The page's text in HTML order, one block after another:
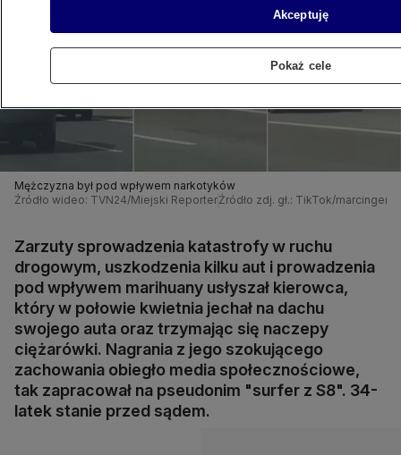
Mężczyzna był pod wpływem narkotyków
Źródło wideo: TVN24/Miejski ReporterŹródło zdj. gł.: TikTok/marcingers
Zarzuty sprowadzenia katastrofy w ruchu
drogowym, uszkodzenia kilku aut i prowadzenia
pod wpływem marihuany usłyszał kierowca,
który w połowie kwietnia jechał na dachu
swojego auta oraz trzymając się naczepy
ciężarówki. Nagrania z jego szokującego
zachowania obiegło media społecznościowe,
tak zapracował na pseudonim "surfer z S8". 34-
latek stanie przed sądem.
Akceptuję
Pokaż cele